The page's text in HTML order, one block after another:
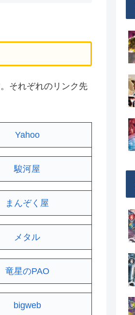
それぞれのリンク先
Yahoo
駿河屋
まんぞく屋
メタル
竜星のPAO
bigweb